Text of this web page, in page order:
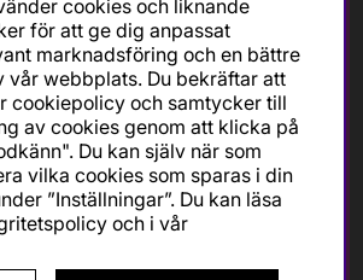
18
(klicka)
cookies och liknande
för att ge dig anpassat
marknadsföring och en bättre
vår webbplats. Du bekräftar att
cookiepolicy och samtycker till
av cookies genom att klicka på
Du kan själv när som
vilka cookies som sparas i din
”Inställningar”. Du kan läsa
och i vår